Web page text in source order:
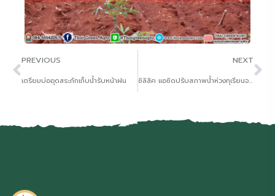
PREVIOUS
เตรียมบ่ออุดสระกักเก็บน้ำรับหน้าฝน
NEXT
ซิลิสิค แอซิดปรับสภาพน้ำห่วงทุเรียนจะมีอาการใบไหม้